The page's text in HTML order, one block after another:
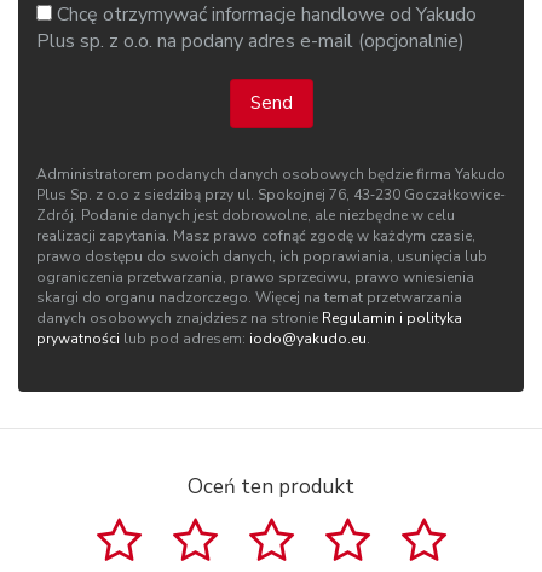
Chcę otrzymywać informacje handlowe od Yakudo
Plus sp. z o.o. na podany adres e-mail (opcjonalnie)
Send
Administratorem podanych danych osobowych będzie firma Yakudo
Plus Sp. z o.o z siedzibą przy ul. Spokojnej 76, 43‑230 Goczałkowice-
Zdrój. Podanie danych jest dobrowolne, ale niezbędne w celu
realizacji zapytania. Masz prawo cofnąć zgodę w każdym czasie,
prawo dostępu do swoich danych, ich poprawiania, usunięcia lub
ograniczenia przetwarzania, prawo sprzeciwu, prawo wniesienia
skargi do organu nadzorczego. Więcej na temat przetwarzania
danych osobowych znajdziesz na stronie Regulamin i polityka
prywatności lub pod adresem: iodo@yakudo.eu.
Oceń ten produkt